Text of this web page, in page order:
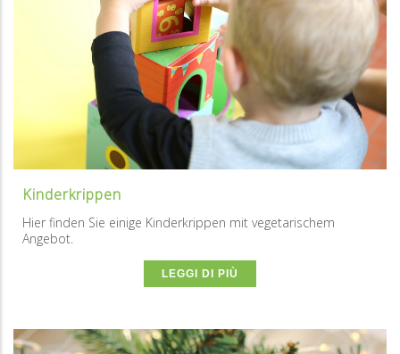
Kinderkrippen
Hier finden Sie einige Kinderkrippen mit vegetarischem
Angebot.
LEGGI DI PIÙ